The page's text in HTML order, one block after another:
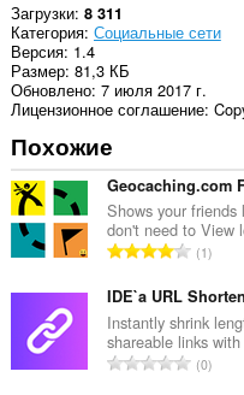
Загрузки 8 311
Категория Социальные сети
Версия 1.4
Размер 81,3 КБ
Обновлено 7 июля 2017 г.
Лицензионное соглашение
Похожие
Geocaching.com
Shows your
don't need to View
В
е
г
о
о
1
IDE`a URL
Instantly shrink
shareable links
В0